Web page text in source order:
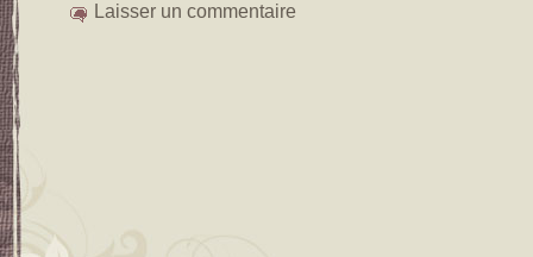
Laisser un commentaire